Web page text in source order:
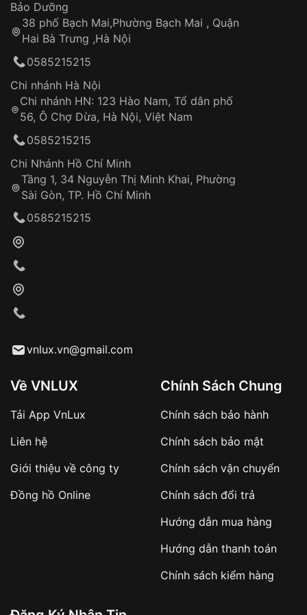
Thời gian tính từ khi xác nhận đơn hàng thành
công
Hotline: 0585 215 215
Từ khóa SEO:
Khách hàng kiểm tra và thanh toán trực tiếp
Từ khóa SEO:
sản phẩm đặc biệt
hàng
Số tiền còn lại thanh toán khi nhận hàng hoặc
✔️ Đảm bảo xử lý đơn hàng nhanh chóng
✔️ Hạn chế tình trạng hủy đơn không mong
Sản phẩm đã bị:
Tự ý sửa chữa
thống VNLUX
Đảm bảo quyền lợi khách hàng
Đồng hành cùng khách hàng trong suốt quá
trình sử dụng
Bảo Dưỡng
38 phố Bạch Mai,Phường Bạch Mai , Quận
Hai Bà Trưng ,Hà Nội
0585215215
Chi nhánh Hà Nội
Chi nhánh HN: 123 Hào Nam, Tổ dân phố
56, Ô Chợ Dừa, Hà Nội, Việt Nam
0585215215
Chi Nhánh Hồ Chí Minh
Tầng 1, 34 Nguyễn Thị Minh Khai, Phường
Sài Gòn, TP. Hồ Chí Minh
0585215215
vnlux.vn@gmail.com
Về VNLUX
Tải App VnLux
Liên hệ
Giới thiệu về công ty
Đồng hồ Online
Chính Sách Chung
Chính sách bảo hành
Chính sách bảo mật
Chính sách vận chuyển
Chính sách đổi trả
Hướng dẫn mua hàng
Hướng dẫn thanh toán
Chính sách kiểm hàng